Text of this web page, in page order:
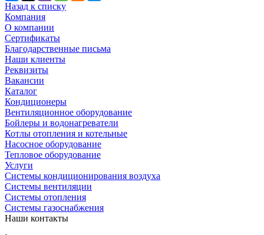
Назад к списку
Компания
О компании
Сертификаты
Благодарственные письма
Наши клиенты
Реквизиты
Вакансии
Каталог
Кондиционеры
Вентиляционное оборудование
Бойлеры и водонагреватели
Котлы отопления и котельные
Насосное оборудование
Тепловое оборудование
Услуги
Системы кондиционирования воздуха
Системы вентиляции
Системы отопления
Системы газоснабжения
Наши контакты